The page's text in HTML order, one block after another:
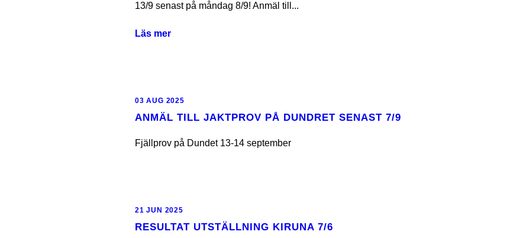
13/9 senast på måndag 8/9! Anmäl till...
Läs mer
03 AUG 2025
ANMÄL TILL JAKTPROV PÅ DUNDRET SENAST 7/9
Fjällprov på Dundet 13-14 september
21 JUN 2025
RESULTAT UTSTÄLLNING KIRUNA 7/6